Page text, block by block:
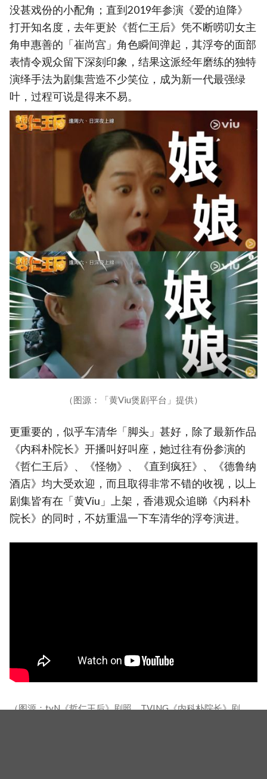
没甚戏份的小配角；直到2019年参演《爱的迫降》
打开知名度，去年更於《哲仁王后》凭不断唠叨女主
角申惠善的「崔尚宫」角色瞬间弹起，其浮夸的面部
表情令观众留下深刻印象，结果这派经年磨练的独特
演绎手法为剧集营造不少笑位，成为新一代最强绿
叶，过程可说是得来不易。
（图源：「黄Viu煲剧平台」提供）
更重要的，似乎车清华「脚头」甚好，除了最新作品
《内科朴院长》开播叫好叫座，她过往有份参演的
《哲仁王后》、《怪物》、《直到疯狂》、《德鲁纳
酒店》均大受欢迎，而且取得非常不错的收视，以上
剧集皆有在「黄Viu」上架，香港观众追睇《内科朴
院长》的同时，不妨重温一下车清华的浮夸演进。
（图源：tvN《哲仁王后》剧照、TVING《内科朴院长》剧